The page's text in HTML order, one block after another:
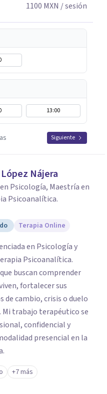
1100 MXN / sesión
13:00
Siguiente
Nájera
Psicología, Maestría en
Psicoanalítica.
Terapia Online
en Psicología y
Psicoanalítica.
buscan comprender
fortalecer sus
de cambio, crisis o duelo
trabajo terapéutico se
confidencial y
presencial en la
+7 más